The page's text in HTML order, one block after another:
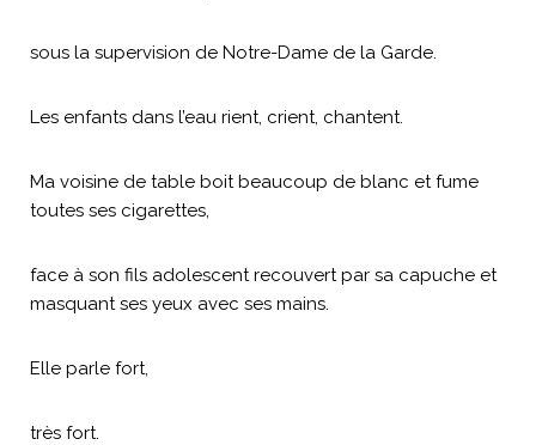
sous la supervision de Notre-Dame de la Garde.
Les enfants dans l’eau rient, crient, chantent.
Ma voisine de table boit beaucoup de blanc et fume
toutes ses cigarettes,
face à son fils adolescent recouvert par sa capuche et
masquant ses yeux avec ses mains.
Elle parle fort,
très fort.